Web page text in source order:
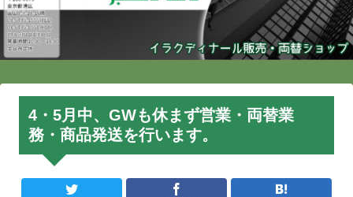
4・5月中、GWも休まず営業・両替業
務・商品発送を行います。